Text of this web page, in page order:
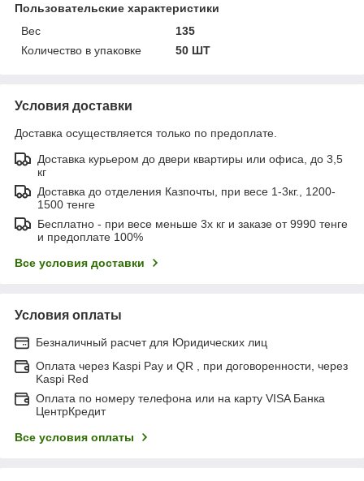
Пользовательские характеристики
Вес
135
Количество в упаковке
50 ШТ
Условия доставки
Доставка осуществляется только по предоплате.
Доставка курьером до двери квартиры или офиса, до 3,5
кг
Доставка до отделения Казпочты, при весе 1-3кг., 1200-
1500 тенге
Бесплатно - при весе меньше 3х кг и заказе от 9990 тенге
и предоплате 100%
Все условия доставки
Условия оплаты
Безналичный расчет для Юридических лиц
Оплата через Kaspi Pay и QR , при договоренности, через
Kaspi Red
Оплата по номеру телефона или на карту VISA Банка
ЦентрКредит
Все условия оплаты